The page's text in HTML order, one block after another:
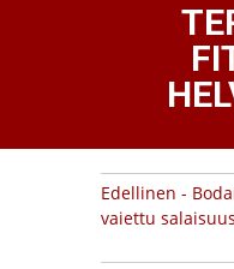
Edellinen -
vaiettu salaisuus